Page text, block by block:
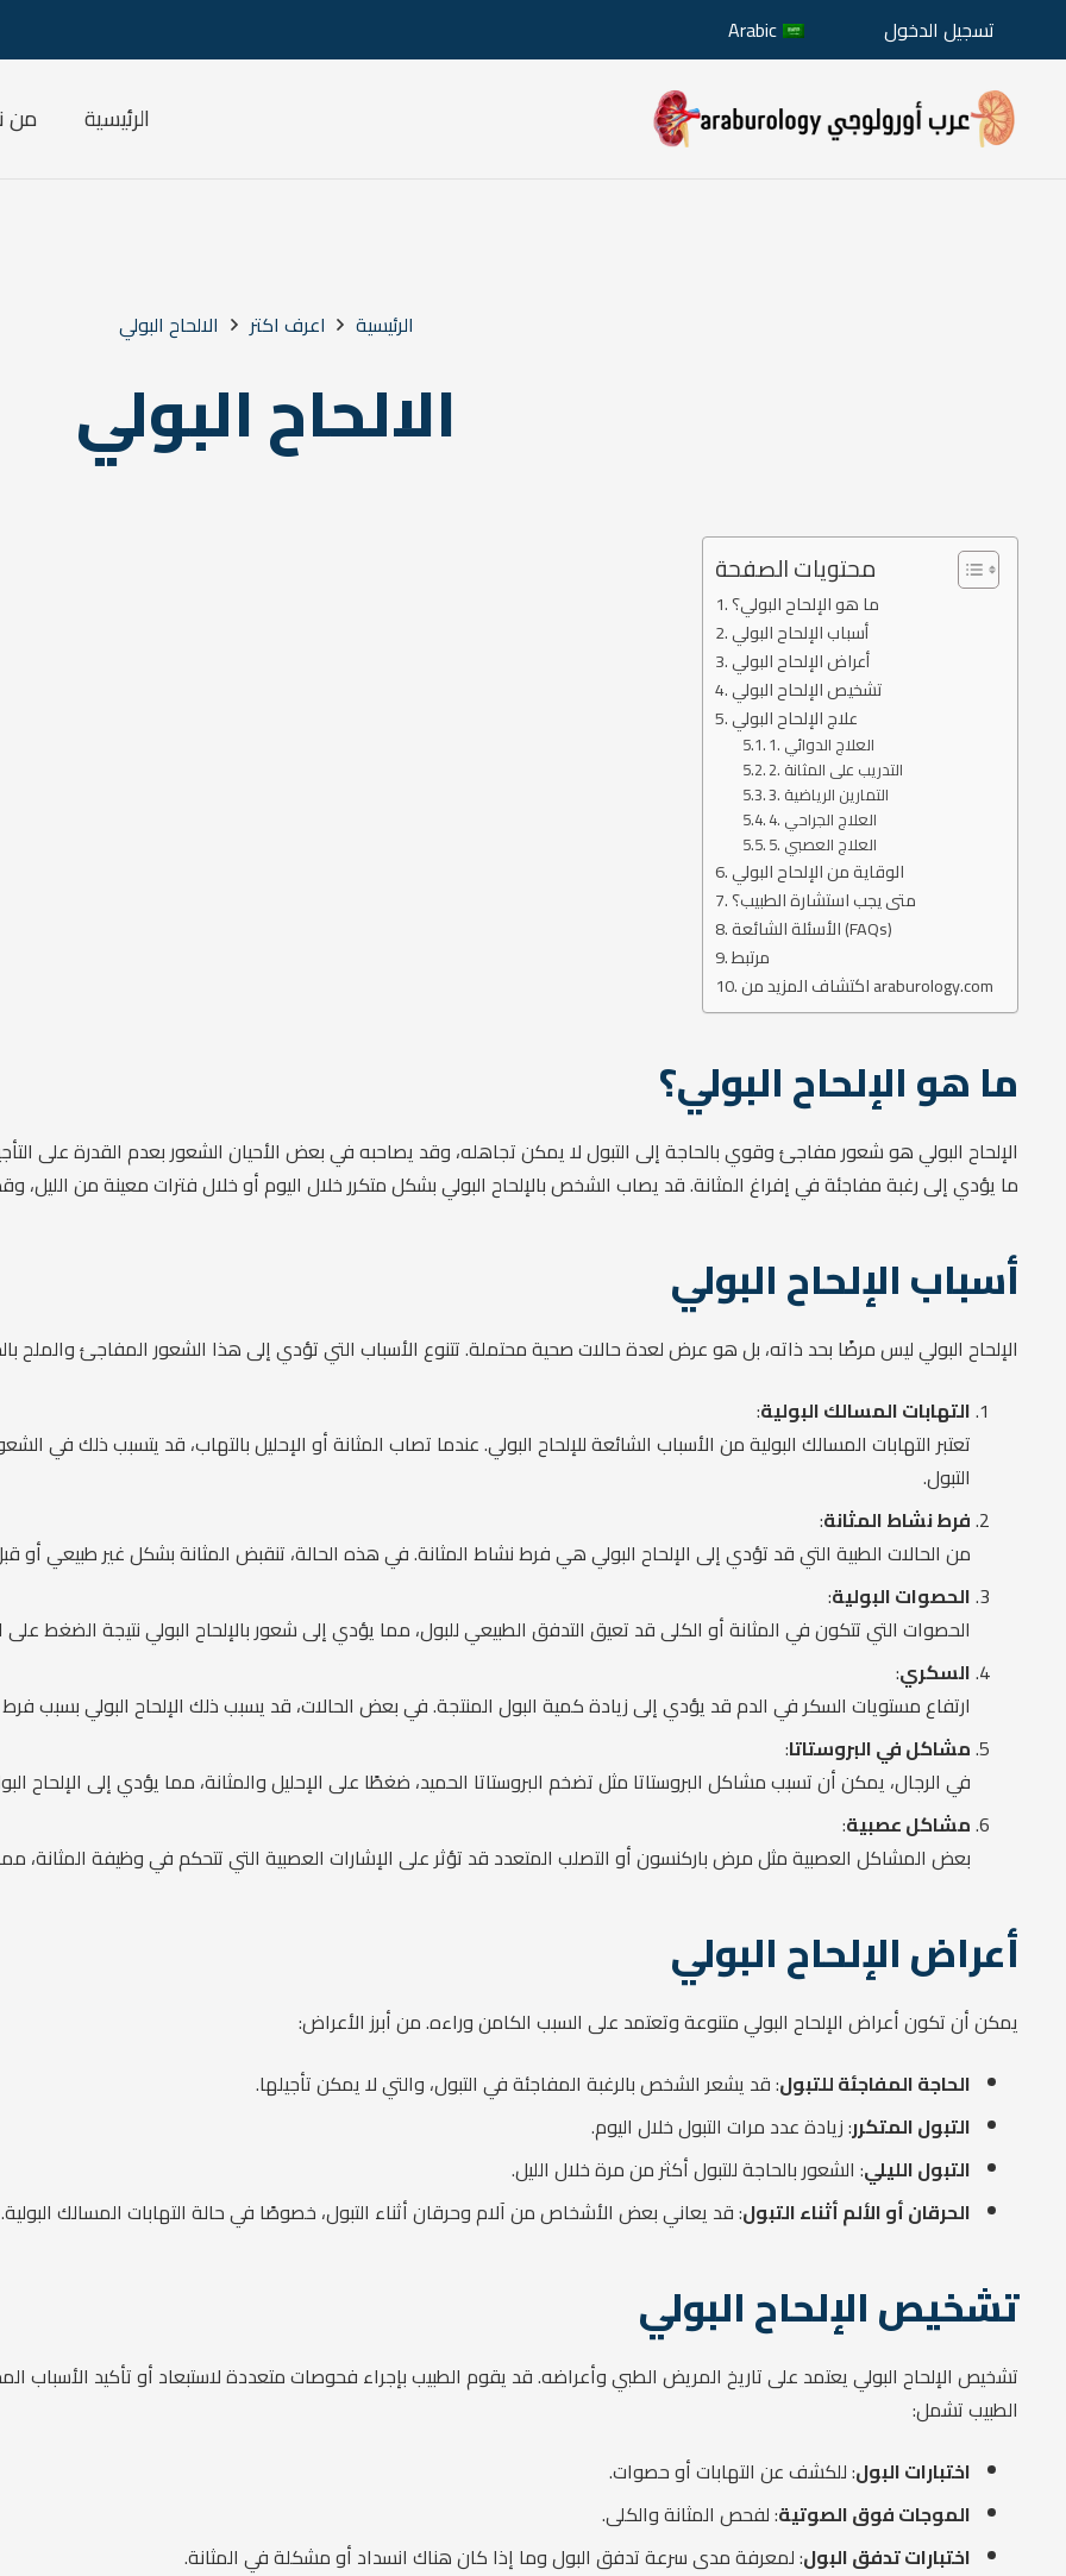
تسجيل الدخول Arabic
الرئيسية من
الرئيسية اعرف اكتر الالحاح البولي
الالحاح البولي
محتويات الصفحة
ما هو الإلحاح البولي؟
أسباب الإلحاح البولي
أعراض الإلحاح البولي
تشخيص الإلحاح البولي
علاج الإلحاح البولي
1. العلاج الدوائي
2. التدريب على المثانة
3. التمارين الرياضية
4. العلاج الجراحي
5. العلاج العصبي
الوقاية من الإلحاح البولي
متى يجب استشارة الطبيب؟
الأسئلة الشائعة (FAQs)
مرتبط
اكتشاف المزيد من araburology.com
ما هو الإلحاح البولي؟
الإلحاح البولي هو شعور مفاجئ وقوي بالحاجة إلى التبول لا يمكن تجاهله، وقد يصاحبه في بعض الأحيان الشعور بعدم القدرة على
ما يؤدي إلى رغبة مفاجئة في إفراغ المثانة. قد يصاب الشخص بالإلحاح البولي بشكل متكرر خلال اليوم أو خلال فترات معينة من
أسباب الإلحاح البولي
الإلحاح البولي ليس مرضًا بحد ذاته، بل هو عرض لعدة حالات صحية محتملة. تتنوع الأسباب التي تؤدي إلى هذا الشعور المفاجئ والملح
التهابات المسالك البولية:
تعتبر التهابات المسالك البولية من الأسباب الشائعة للإلحاح البولي. عندما تصاب المثانة أو الإحليل بالتهاب، قد يتسبب ذلك في
التبول.
فرط نشاط المثانة:
من الحالات الطبية التي قد تؤدي إلى الإلحاح البولي هي فرط نشاط المثانة. في هذه الحالة، تنقبض المثانة بشكل غير طبيعي أو
الحصوات البولية:
الحصوات التي تتكون في المثانة أو الكلى قد تعيق التدفق الطبيعي للبول، مما يؤدي إلى شعور بالإلحاح البولي نتيجة الضغط على
السكري:
ارتفاع مستويات السكر في الدم قد يؤدي إلى زيادة كمية البول المنتجة. في بعض الحالات، قد يسبب ذلك الإلحاح البولي بسبب فرط
مشاكل في البروستاتا:
في الرجال، يمكن أن تسبب مشاكل البروستاتا مثل تضخم البروستاتا الحميد، ضغطًا على الإحليل والمثانة، مما يؤدي إلى الإلحاح
مشاكل عصبية:
بعض المشاكل العصبية مثل مرض باركنسون أو التصلب المتعدد قد تؤثر على الإشارات العصبية التي تتحكم في وظيفة المثانة، مما
أعراض الإلحاح البولي
يمكن أن تكون أعراض الإلحاح البولي متنوعة وتعتمد على السبب الكامن وراءه. من أبرز الأعراض:
الحاجة المفاجئة للتبول: قد يشعر الشخص بالرغبة المفاجئة في التبول، والتي لا يمكن تأجيلها.
التبول المتكرر: زيادة عدد مرات التبول خلال اليوم.
التبول الليلي: الشعور بالحاجة للتبول أكثر من مرة خلال الليل.
الحرقان أو الألم أثناء التبول: قد يعاني بعض الأشخاص من آلام وحرقان أثناء التبول، خصوصًا في حالة التهابات المسالك البولية.
تشخيص الإلحاح البولي
تشخيص الإلحاح البولي يعتمد على تاريخ المريض الطبي وأعراضه. قد يقوم الطبيب بإجراء فحوصات متعددة لاستبعاد أو تأكيد
الطبيب تشمل:
اختبارات البول: للكشف عن التهابات أو حصوات.
الموجات فوق الصوتية: لفحص المثانة والكلى.
اختبارات تدفق البول: لمعرفة مدى سرعة تدفق البول وما إذا كان هناك انسداد أو مشكلة في المثانة.